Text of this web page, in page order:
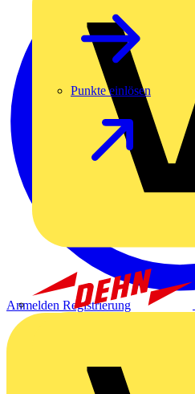
Punkte einlösen
Anmelden Registrierung